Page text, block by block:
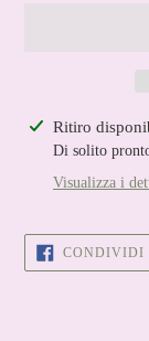
Inserimento
prodotto
Ritiro
Di solito
Visualizza i
CONDIVIDI